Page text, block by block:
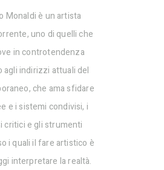
Monaldi è un artista
uno di quelli che
in controtendenza
agli indirizzi attuali del
che ama sfidare
e i sistemi condivisi, i
critici e gli strumenti
i quali il fare artistico è
interpretare la realtà.